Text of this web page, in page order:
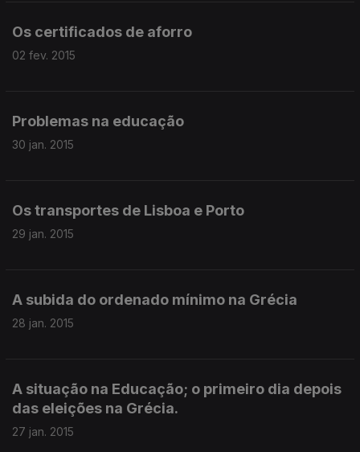
Os certificados de aforro
02 fev. 2015
Problemas na educação
30 jan. 2015
Os transportes de Lisboa e Porto
29 jan. 2015
A subida do ordenado mínimo na Grécia
28 jan. 2015
A situação na Educação; o primeiro dia depois
das eleições na Grécia.
27 jan. 2015